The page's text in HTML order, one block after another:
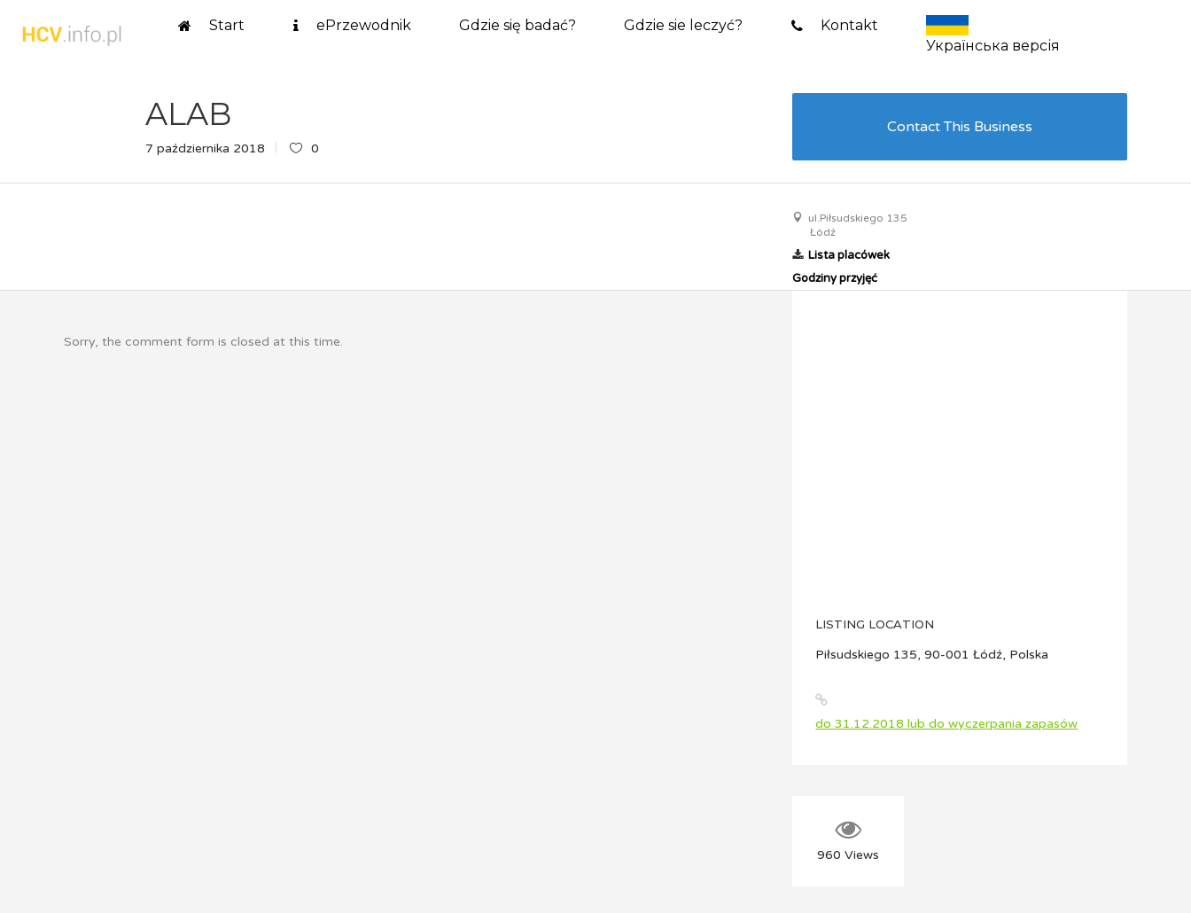
Start ePrzewodnik Gdzie się badać? Gdzie sie leczyć?
Kontakt
Українська версія
ALAB
7 października 2018 0
Contact This Business
ul.Piłsudskiego 135
Łódź
Lista placówek
Godziny przyjęć
Sorry, the comment form is closed at this time.
LISTING LOCATION
Piłsudskiego 135, 90-001 Łódź, Polska
do 31.12.2018 lub do wyczerpania zapasów
960 Views